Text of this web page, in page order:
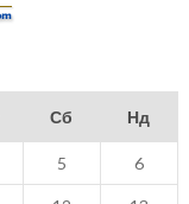
Сб Нд
5 6